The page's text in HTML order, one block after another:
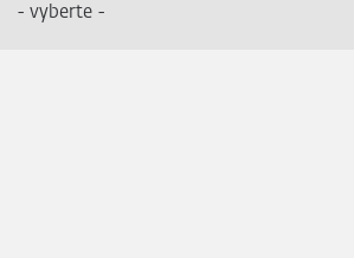
- vyberte -